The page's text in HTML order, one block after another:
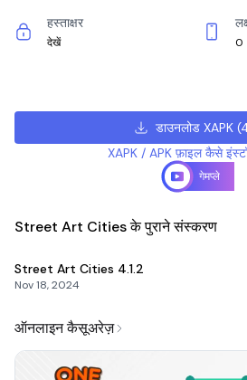
हस्ताक्षर
देखें 0
डाउनलोड XAPK(
XAPK / APK फ़ाइल कैसे
गेमप्ले
Street Art Cities के पुराने संस्करण
Street Art Cities 4.1.2
Nov 18, 2024
ऑनलाइन कैसूअरेज़